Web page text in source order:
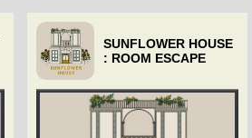
SUNFLOWER HOUSE
: ROOM ESCAPE